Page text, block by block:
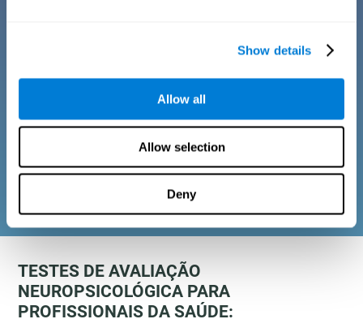
Show details
Allow all
Allow selection
Deny
desenhado para ser usado como uma ferramenta
de triagem regular para rastrear déficits cognitivos
sutis. Os testes cognitivos permitem que os
médicos desenhem e monitorem o processo de
paciente. *
TESTES DE AVALIAÇÃO
NEUROPSICOLÓGICA PARA
PROFISSIONAIS DA SAÚDE: